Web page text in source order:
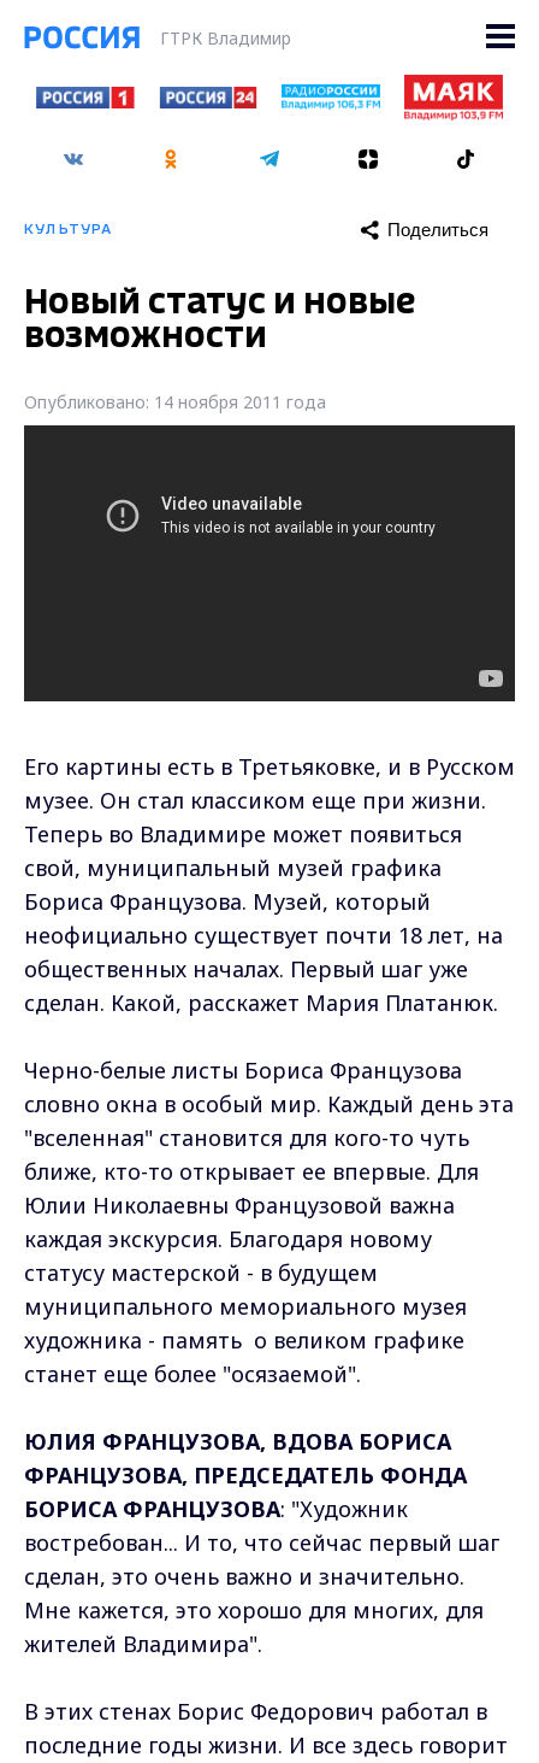
ГТРК Владимир
КУЛЬТУРА Поделиться
Новый статус и новые
возможности
Опубликовано: 14 ноября 2011 года
Его картины есть в Третьяковке, и в Русском
музее. Он стал классиком еще при жизни.
Теперь во Владимире может появиться
свой, муниципальный музей графика
Бориса Французова. Музей, который
неофициально существует почти 18 лет, на
общественных началах. Первый шаг уже
сделан. Какой, расскажет Мария Платанюк.
Черно-белые листы Бориса Французова
словно окна в особый мир. Каждый день эта
"вселенная" становится для кого-то чуть
ближе, кто-то открывает ее впервые. Для
Юлии Николаевны Французовой важна
каждая экскурсия. Благодаря новому
статусу мастерской - в будущем
муниципального мемориального музея
художника - память о великом графике
станет еще более "осязаемой".
ЮЛИЯ ФРАНЦУЗОВА, ВДОВА БОРИСА
ФРАНЦУЗОВА, ПРЕДСЕДАТЕЛЬ ФОНДА
БОРИСА ФРАНЦУЗОВА: "Художник
востребован... И то, что сейчас первый шаг
сделан, это очень важно и значительно.
Мне кажется, это хорошо для многих, для
жителей Владимира".
В этих стенах Борис Федорович работал в
последние годы жизни. И все здесь говорит